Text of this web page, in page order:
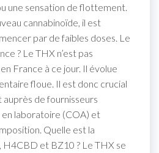
une sensation de flottement.
cannabinoïde, il est
par de faibles doses. Le
? Le THX n’est pas
France à ce jour. Il évolue
floue. Il est donc crucial
de fournisseurs
en laboratoire (COA) et
Quelle est la
et BZ10 ? Le THX se